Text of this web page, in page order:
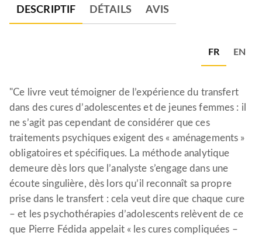
DESCRIPTIF DÉTAILS AVIS
FR EN
"Ce livre veut témoigner de l’expérience du transfert
dans des cures d’adolescentes et de jeunes femmes : il
ne s’agit pas cependant de considérer que ces
traitements psychiques exigent des « aménagements »
obligatoires et spécifiques. La méthode analytique
demeure dès lors que l’analyste s’engage dans une
écoute singulière, dès lors qu’il reconnaît sa propre
prise dans le transfert : cela veut dire que chaque cure
– et les psychothérapies d’adolescents relèvent de ce
que Pierre Fédida appelait « les cures compliquées –